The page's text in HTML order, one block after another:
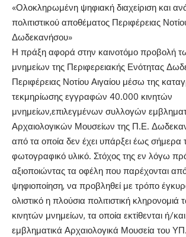
«Ολοκληρωμένη ψηφιακή διαχείριση και αν
πολιτιστικού αποθέματος Περιφέρειας Νοτ
Δωδεκανήσου»
Η πράξη αφορά στην καινοτόμο προβολή
μνημείων της Περιφερειακής Ενότητας
Περιφέρειας Νοτίου Αιγαίου μέσω της
τεκμηρίωσης εγγραφών 40.000 κινητών
μνημείων,επιλεγμένων συλλογών
Αρχαιολογικών Μουσείων της Π.Ε.
από τα οποία δεν έχει υπάρξει έως σήμερα
φωτογραφικό υλικό. Στόχος της εν λόγω
αξιοποιώντας τα οφέλη που παρέχονται
ψηφιοποίηση, να προβληθεί με τρόπο
ολιστικό η πλούσια πολιτιστική
κινητών μνημείων, τα οποία εκτίθενται ή/
εμβληματικά Αρχαιολογικά Μουσεία του